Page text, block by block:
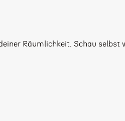
Räumlichkeit. Schau selbst